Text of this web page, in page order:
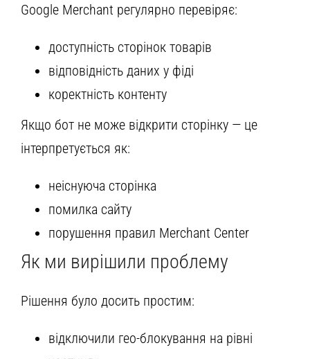
Google Merchant регулярно перевіряє:
доступність сторінок товарів
відповідність даних у фіді
коректність контенту
Якщо бот не може відкрити сторінку — це
інтерпретується як:
неіснуюча сторінка
помилка сайту
порушення правил Merchant Center
Як ми вирішили проблему
Рішення було досить простим:
відключили гео-блокування на рівні